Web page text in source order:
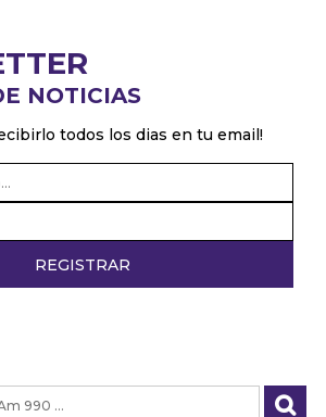
NOTICIAS
todos los dias en tu email!